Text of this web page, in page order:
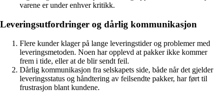
varene er under enhver kritikk.
Leveringsutfordringer og dårlig kommunikasjon
Flere kunder klager på lange leveringstider og problemer med
leveringsmetoden. Noen har opplevd at pakker ikke kommer
frem i tide, eller at de blir sendt feil.
Dårlig kommunikasjon fra selskapets side, både når det gjelder
leveringsstatus og håndtering av feilsendte pakker, har ført til
frustrasjon blant kundene.